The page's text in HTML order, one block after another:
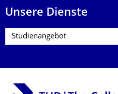
Unsere Dienste